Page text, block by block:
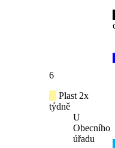
6
Plast 2x
týdně
U
Obecního
úřadu